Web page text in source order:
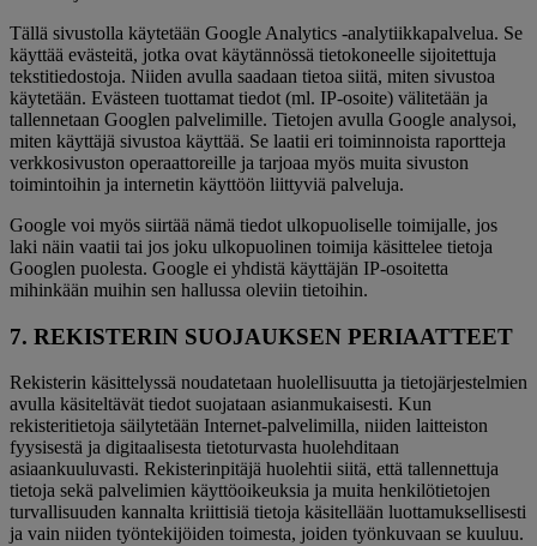
Tällä sivustolla käytetään Google Analytics -analytiikkapalvelua. Se
käyttää evästeitä, jotka ovat käytännössä tietokoneelle sijoitettuja
tekstitiedostoja. Niiden avulla saadaan tietoa siitä, miten sivustoa
käytetään. Evästeen tuottamat tiedot (ml. IP-osoite) välitetään ja
tallennetaan Googlen palvelimille. Tietojen avulla Google analysoi,
miten käyttäjä sivustoa käyttää. Se laatii eri toiminnoista raportteja
verkkosivuston operaattoreille ja tarjoaa myös muita sivuston
toimintoihin ja internetin käyttöön liittyviä palveluja.
Google voi myös siirtää nämä tiedot ulkopuoliselle toimijalle, jos
laki näin vaatii tai jos joku ulkopuolinen toimija käsittelee tietoja
Googlen puolesta. Google ei yhdistä käyttäjän IP-osoitetta
mihinkään muihin sen hallussa oleviin tietoihin.
7. REKISTERIN SUOJAUKSEN PERIAATTEET
Rekisterin käsittelyssä noudatetaan huolellisuutta ja tietojärjestelmien
avulla käsiteltävät tiedot suojataan asianmukaisesti. Kun
rekisteritietoja säilytetään Internet-palvelimilla, niiden laitteiston
fyysisestä ja digitaalisesta tietoturvasta huolehditaan
asiaankuuluvasti. Rekisterinpitäjä huolehtii siitä, että tallennettuja
tietoja sekä palvelimien käyttöoikeuksia ja muita henkilötietojen
turvallisuuden kannalta kriittisiä tietoja käsitellään luottamuksellisesti
ja vain niiden työntekijöiden toimesta, joiden työnkuvaan se kuuluu.